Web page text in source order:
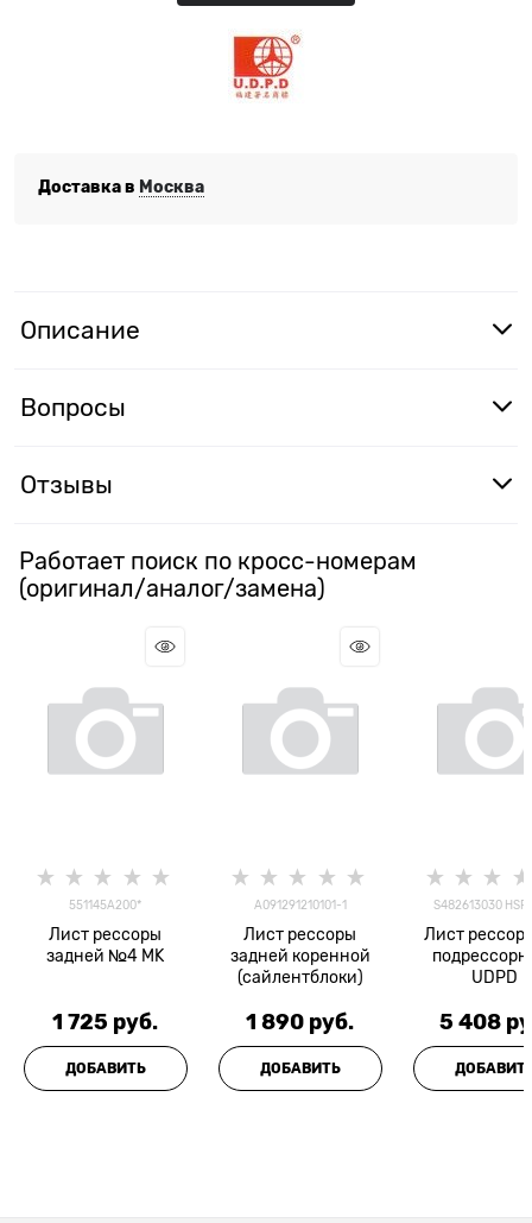
Доставка в Москва
Описание
Вопросы
Отзывы
Работает поиск по кросс-номерам
(оригинал/аналог/замена)
551145A200*
Лист рессоры
задней №4 MK
1 725 руб.
ДОБАВИТЬ
A091291210101-1
Лист рессоры
задней коренной
(сайлентблоки)
1 890 руб.
ДОБАВИТЬ
S482613030
Лист
UDPD
5 408